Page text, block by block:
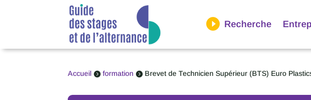
Recherche
Accueil  formation  Brevet de Technicien Supérieur (BTS) Euro
Panneau de gestion des cookies